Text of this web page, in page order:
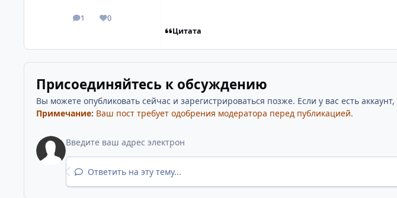
1
посты 0
Репутация
Цитата
Присоединяйтесь к обсуждению
Вы можете опубликовать сейчас и зарегистрироваться позже. Если у вас есть аккаунт,
Примечание: Ваш пост требует одобрения модератора перед публикацией.
Ответить на эту тему...